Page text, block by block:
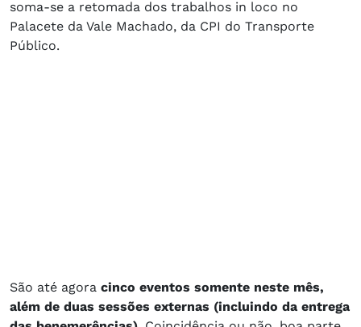
soma-se a retomada dos trabalhos in loco no
Palacete da Vale Machado, da CPI do Transporte
Público.
São até agora cinco eventos somente neste mês,
além de duas sessões externas (incluindo da entrega